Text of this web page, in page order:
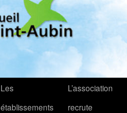
Les
établissements
L’association
recrute